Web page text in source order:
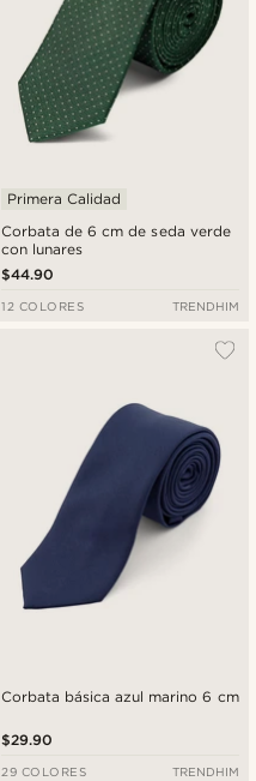
Corbata de 6 cm de seda verde
con lunares
Primera Calidad
$44.90
12 COLORES TRENDHIM
Corbata básica azul marino 6 cm
$29.90
29 COLORES TRENDHIM